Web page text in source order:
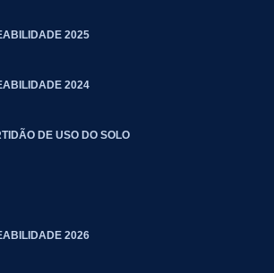
2025
2024
DE USO DO SOLO
2026